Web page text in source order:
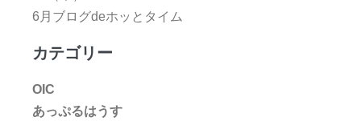
6月ブログdeホッとタイム
カテゴリー
OIC
あっぷるはうす